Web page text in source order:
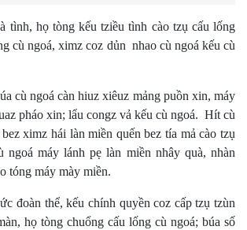
tình, họ tòng kếu tziều tình cào tzụ cấu lống
cù ngoá, ximz coz dủn nhao cù ngoá kếu cù
cù ngoá càn hiuz xiêuz mảng puồn xin, máy
pháo xin; lẩu congz vả kếu cù ngoá. Hít cù
ximz hái làn miền quến bez tía mả cào tzụ
ngoá máy lánh pẹ làn miền nhây quà, nhàn
tóng máy mày miền.
đoàn thể, kếu chính quyền coz cấp tzụ tzùn
họ tòng chuổng cấu lống cù ngoá; búa số